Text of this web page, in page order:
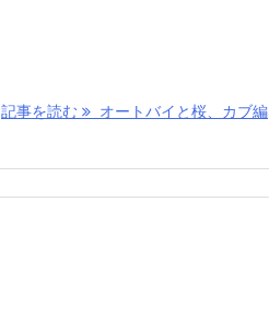
記事を読む オートバイと桜、カブ編